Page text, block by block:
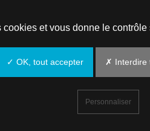
et vous donne le
✓ OK, tout accepter ✗ Interdire
Personnaliser